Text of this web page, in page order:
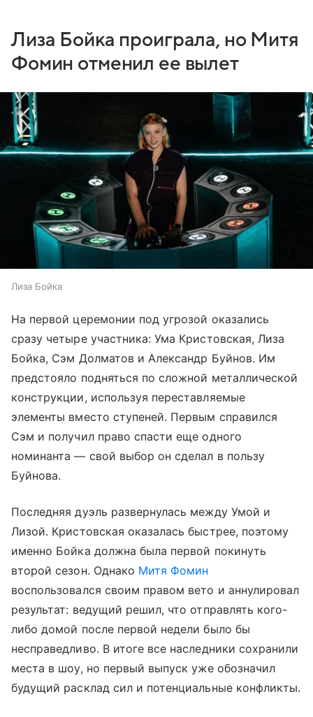
Лиза Бойка проиграла, но Митя
Фомин отменил ее вылет
Лиза Бойка
На первой церемонии под угрозой оказались
сразу четыре участника: Ума Кристовская, Лиза
Бойка, Сэм Долматов и Александр Буйнов. Им
предстояло подняться по сложной металлической
конструкции, используя переставляемые
элементы вместо ступеней. Первым справился
Сэм и получил право спасти еще одного
номинанта — свой выбор он сделал в пользу
Буйнова.
Последняя дуэль развернулась между Умой и
Лизой. Кристовская оказалась быстрее, поэтому
именно Бойка должна была первой покинуть
второй сезон. Однако Митя Фомин
воспользовался своим правом вето и аннулировал
результат: ведущий решил, что отправлять кого-
либо домой после первой недели было бы
несправедливо. В итоге все наследники сохранили
места в шоу, но первый выпуск уже обозначил
будущий расклад сил и потенциальные конфликты.